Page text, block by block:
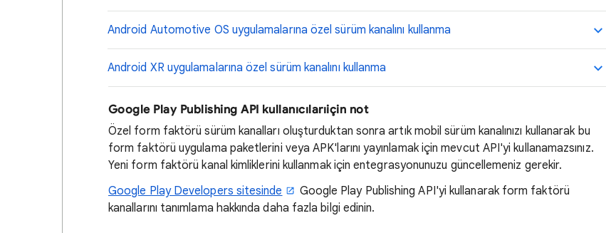
Android Automotive OS uygulamalarına özel sürüm kanalını kullanma
Android XR uygulamalarına özel sürüm kanalını kullanma
Google Play Publishing API kullanıcılarıiçin not
Özel form faktörü sürüm kanalları oluşturduktan sonra artık mobil sürüm kanalınızı kullanarak bu
form faktörü uygulama paketlerini veya APK'larını yayınlamak için mevcut API'yi kullanamazsınız.
Yeni form faktörü kanal kimliklerini kullanmak için entegrasyonunuzu güncellemeniz gerekir.
Google Play Developers sitesinde
Google Play Publishing API'yi kullanarak form faktörü
kanallarını tanımlama hakkında daha fazla bilgi edinin.